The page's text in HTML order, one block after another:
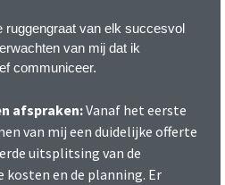
ruggengraat van elk succesvol
van mij dat ik
communiceer.
afspraken:Vanaf het eerste
van mij een duidelijke offerte
uitsplitsing van de
kosten en de planning. Er